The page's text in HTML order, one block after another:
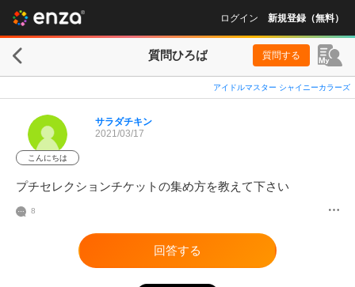
ログイン 新規登録（無料）
質問ひろば 質問する
アイドルマスター シャイニーカラーズ
こんにちは
サラダチキン
2021/03/17
プチセレクションチケットの集め方を教えて下さい
8
回答する